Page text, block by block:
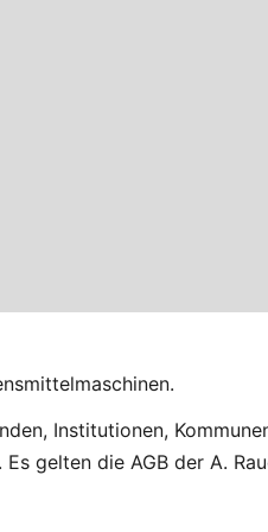
Institutionen,
gelten die AGB der A.